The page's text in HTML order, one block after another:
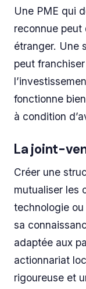
Une PME qui
reconnue peut
étranger. Une
peut
fonctionne
à condition
La joint-
Créer une
mutualiser les
technologie
sa
adaptée aux
actionnariat
rigoureuse et